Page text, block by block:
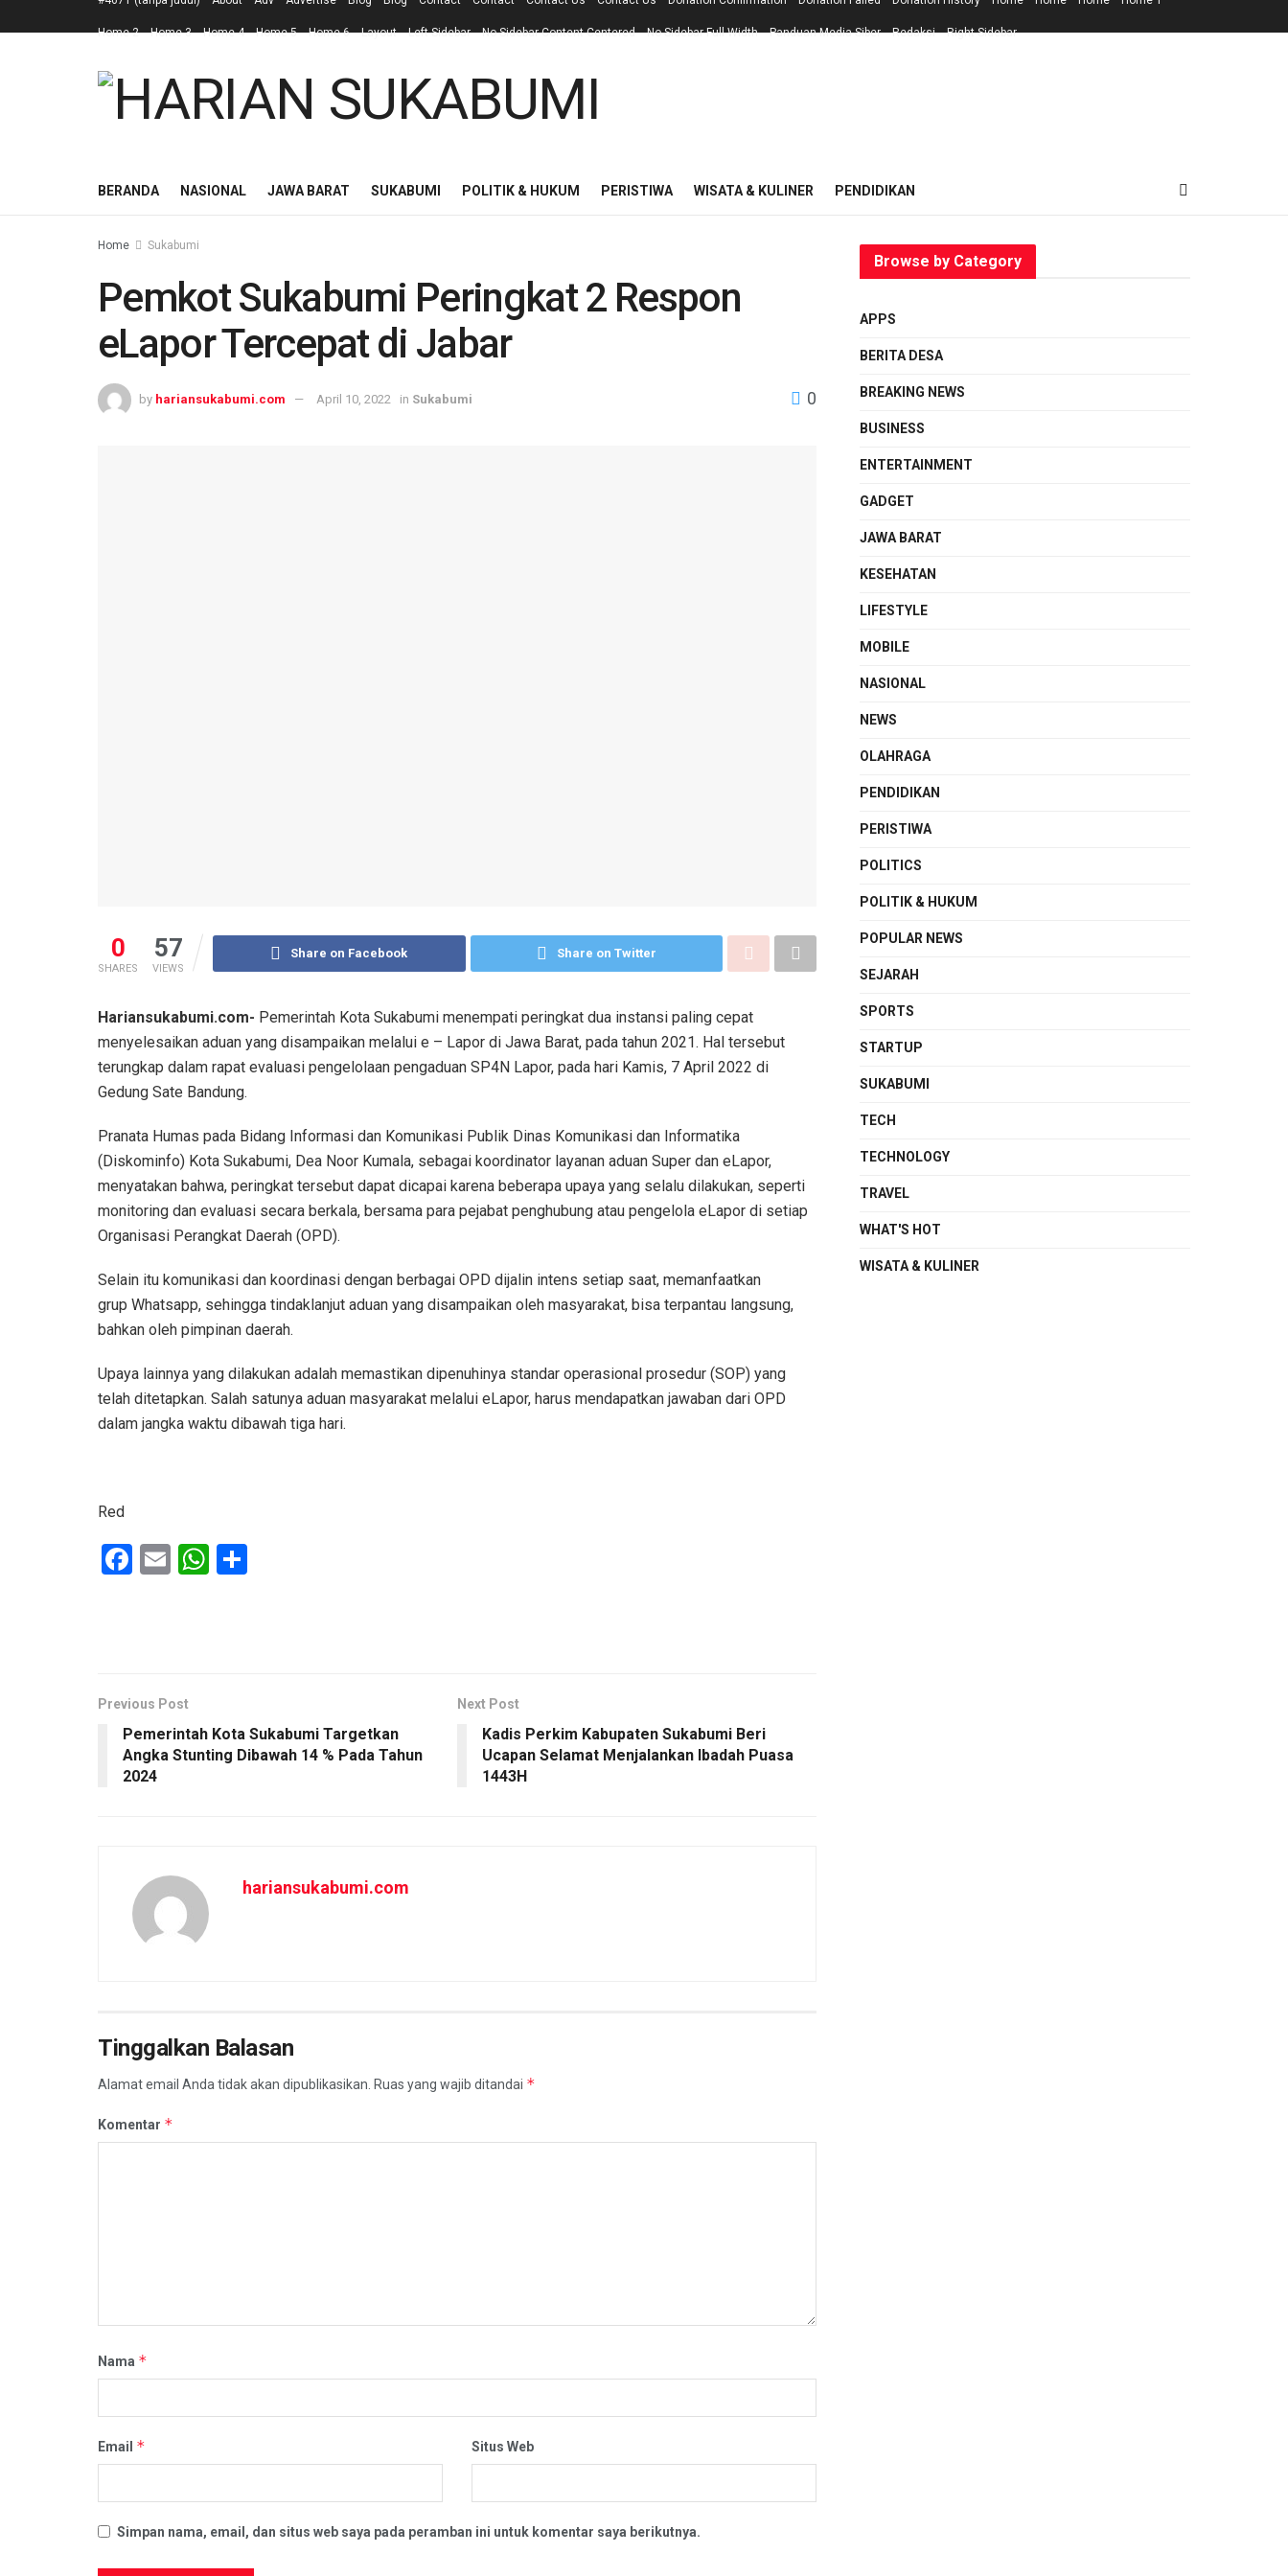
Home 2 Home 3 Home 4 Home 5 Home 6 Layout Left Sidebar No Sidebar Content Centered No Sidebar Full Width Panduan Media Siber Redaksi Right Sidebar
BERANDA NASIONAL JAWA BARAT SUKABUMI POLITIK & HUKUM PERISTIWA WISATA & KULINER PENDIDIKAN
Home Sukabumi
Pemkot Sukabumi Peringkat 2 Respon
eLapor Tercepat di Jabar
by hariansukabumi.com April 10, 2022 in Sukabumi 0
0
SHARES
57
VIEWS
Share on Facebook Share on Twitter
Hariansukabumi.com- Pemerintah Kota Sukabumi menempati peringkat dua instansi paling cepat
menyelesaikan aduan yang disampaikan melalui e – Lapor di Jawa Barat, pada tahun 2021. Hal tersebut
terungkap dalam rapat evaluasi pengelolaan pengaduan SP4N Lapor, pada hari Kamis, 7 April 2022 di
Gedung Sate Bandung.
Pranata Humas pada Bidang Informasi dan Komunikasi Publik Dinas Komunikasi dan Informatika
(Diskominfo) Kota Sukabumi, Dea Noor Kumala, sebagai koordinator layanan aduan Super dan eLapor,
menyatakan bahwa, peringkat tersebut dapat dicapai karena beberapa upaya yang selalu dilakukan, seperti
monitoring dan evaluasi secara berkala, bersama para pejabat penghubung atau pengelola eLapor di setiap
Organisasi Perangkat Daerah (OPD).
Selain itu komunikasi dan koordinasi dengan berbagai OPD dijalin intens setiap saat, memanfaatkan
grup Whatsapp, sehingga tindaklanjut aduan yang disampaikan oleh masyarakat, bisa terpantau langsung,
bahkan oleh pimpinan daerah.
Upaya lainnya yang dilakukan adalah memastikan dipenuhinya standar operasional prosedur (SOP) yang
telah ditetapkan. Salah satunya aduan masyarakat melalui eLapor, harus mendapatkan jawaban dari OPD
dalam jangka waktu dibawah tiga hari.
Red
F
o
k
E
W
p
Previous Post
Pemerintah Kota Sukabumi Targetkan
Angka Stunting Dibawah 14 % Pada Tahun
2024
Next Post
Kadis Perkim Kabupaten Sukabumi Beri
Ucapan Selamat Menjalankan Ibadah Puasa
1443H
hariansukabumi.com
Tinggalkan Balasan
Alamat email Anda tidak akan dipublikasikan. Ruas yang wajib ditandai *
Komentar *
Nama *
Email * Situs Web
Simpan nama, email, dan situs web saya pada peramban ini untuk komentar saya berikutnya.
Browse by Category
APPS
BERITA DESA
BREAKING NEWS
BUSINESS
ENTERTAINMENT
GADGET
JAWA BARAT
KESEHATAN
LIFESTYLE
MOBILE
NASIONAL
NEWS
OLAHRAGA
PENDIDIKAN
PERISTIWA
POLITICS
POLITIK & HUKUM
POPULAR NEWS
SEJARAH
SPORTS
STARTUP
SUKABUMI
TECH
TECHNOLOGY
TRAVEL
WHAT'S HOT
WISATA & KULINER